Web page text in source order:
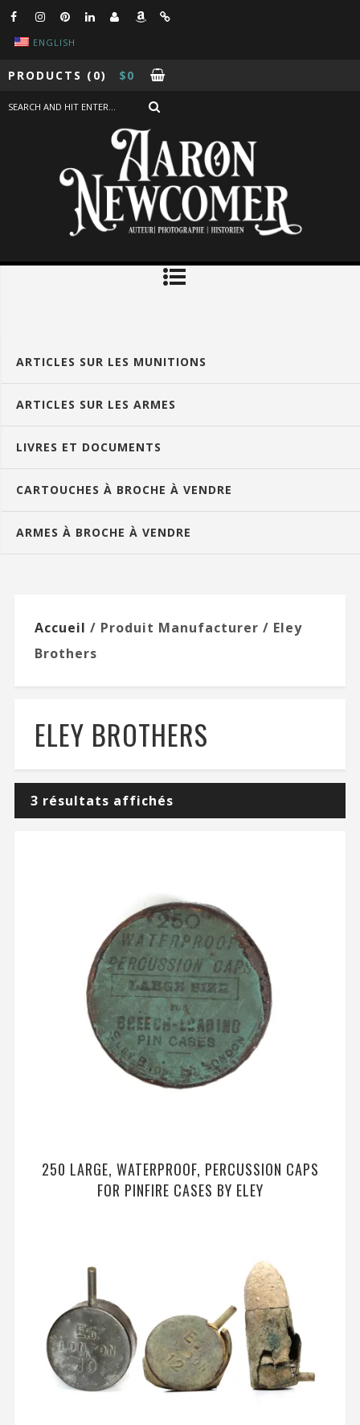
ENGLISH
PRODUCTS (0) $0
ARTICLES SUR LES MUNITIONS
ARTICLES SUR LES ARMES
LIVRES ET DOCUMENTS
CARTOUCHES À BROCHE À VENDRE
ARMES À BROCHE À VENDRE
Accueil / Produit Manufacturer / Eley
Brothers
ELEY BROTHERS
3 résultats affichés
250 LARGE, WATERPROOF, PERCUSSION CAPS
FOR PINFIRE CASES BY ELEY